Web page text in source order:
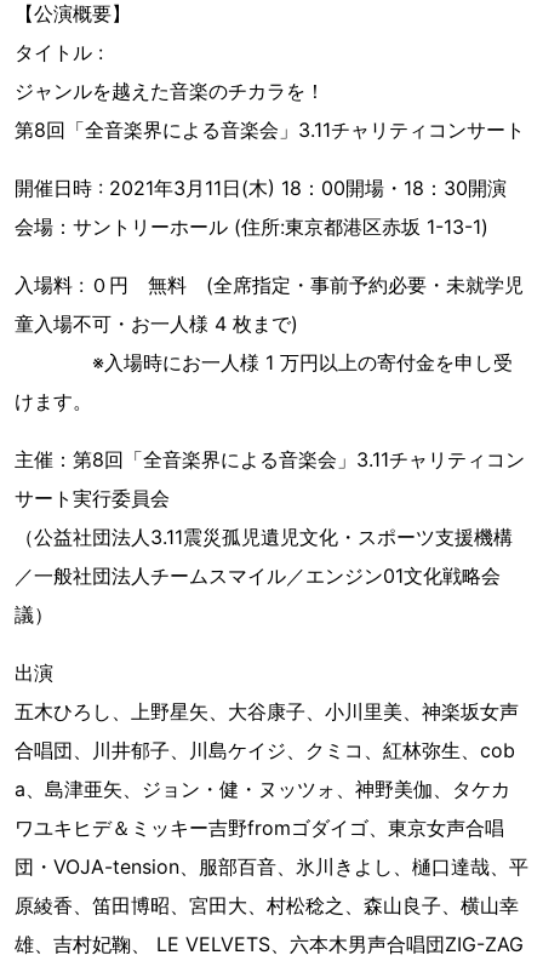
【公演概要】
タイトル :
ジャンルを越えた音楽のチカラを！
第8回「全音楽界による音楽会」3.11チャリティコンサート
開催日時 : 2021年3月11日(木) 18：00開場・18：30開演
会場：サントリーホール (住所:東京都港区赤坂 1-13-1)
入場料 : ０円 無料 (全席指定・事前予約必要・未就学児
童入場不可・お一人様 4 枚まで)
※入場時にお一人様 1 万円以上の寄付金を申し受
けます。
主催：第8回「全音楽界による音楽会」3.11チャリティコン
サート実行委員会
（公益社団法人3.11震災孤児遺児文化・スポーツ支援機構
／一般社団法人チームスマイル／エンジン01文化戦略会
議）
出演
五木ひろし、上野星矢、大谷康子、小川里美、神楽坂女声
合唱団、川井郁子、川島ケイジ、クミコ、紅林弥生、cob
a、島津亜矢、ジョン・健・ヌッツォ、神野美伽、タケカ
ワユキヒデ＆ミッキー吉野fromゴダイゴ、東京女声合唱
団・VOJA-tension、服部百音、氷川きよし、樋口達哉、平
原綾香、笛田博昭、宮田大、村松稔之、森山良子、横山幸
雄、吉村妃鞠、 LE VELVETS、六本木男声合唱団ZIG-ZAG